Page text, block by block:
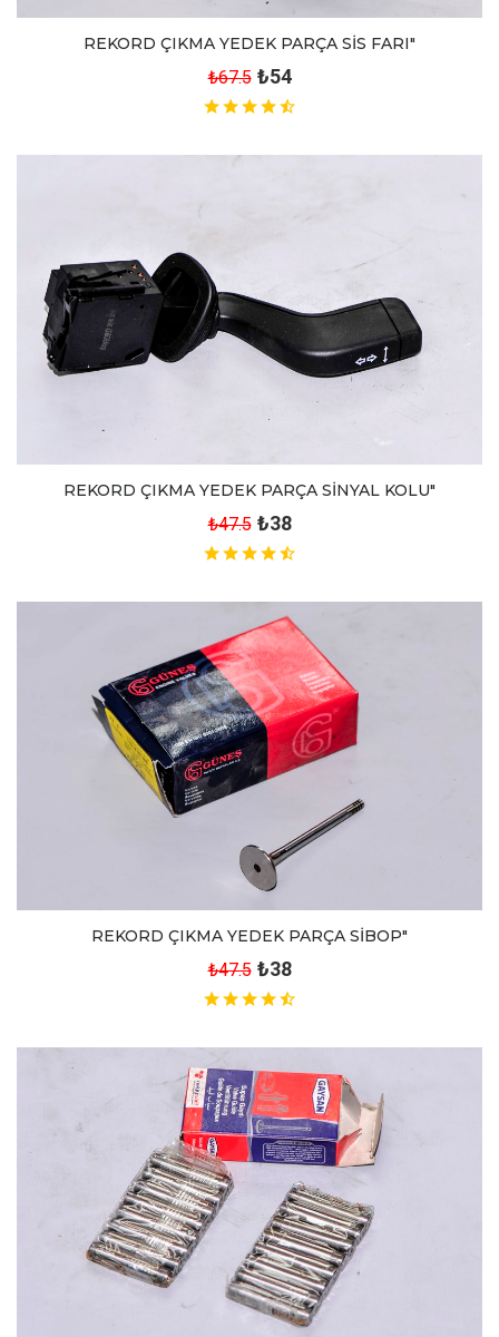
REKORD ÇIKMA YEDEK PARÇA SİS FARI"
₺67.5 ₺54
REKORD ÇIKMA YEDEK PARÇA SİNYAL KOLU"
₺47.5 ₺38
REKORD ÇIKMA YEDEK PARÇA SİBOP"
₺47.5 ₺38